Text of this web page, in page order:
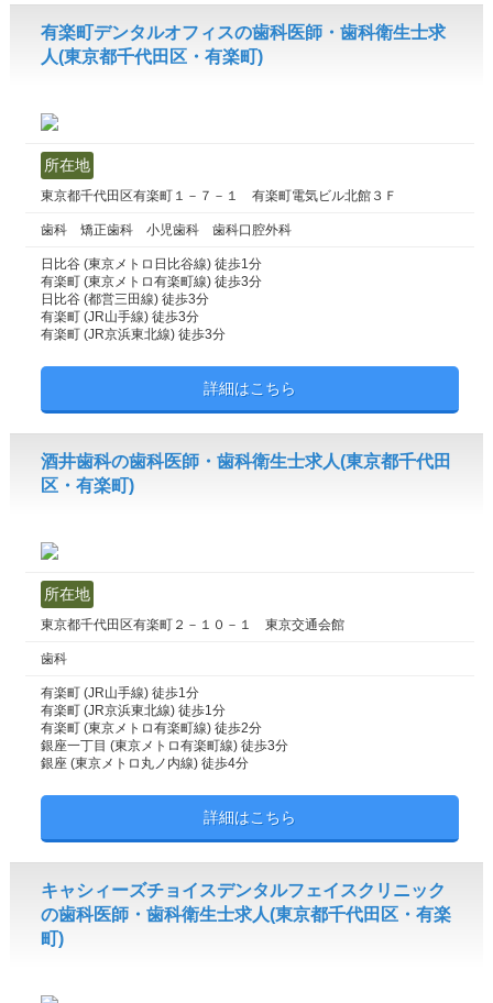
有楽町デンタルオフィスの歯科医師・歯科衛生士求
人(東京都千代田区・有楽町)
所在地
東京都千代田区有楽町１－７－１ 有楽町電気ビル北館３Ｆ
歯科 矯正歯科 小児歯科 歯科口腔外科
日比谷 (東京メトロ日比谷線) 徒歩1分
有楽町 (東京メトロ有楽町線) 徒歩3分
日比谷 (都営三田線) 徒歩3分
有楽町 (JR山手線) 徒歩3分
有楽町 (JR京浜東北線) 徒歩3分
詳細はこちら
酒井歯科の歯科医師・歯科衛生士求人(東京都千代田
区・有楽町)
所在地
東京都千代田区有楽町２－１０－１ 東京交通会館
歯科
有楽町 (JR山手線) 徒歩1分
有楽町 (JR京浜東北線) 徒歩1分
有楽町 (東京メトロ有楽町線) 徒歩2分
銀座一丁目 (東京メトロ有楽町線) 徒歩3分
銀座 (東京メトロ丸ノ内線) 徒歩4分
詳細はこちら
キャシィーズチョイスデンタルフェイスクリニック
の歯科医師・歯科衛生士求人(東京都千代田区・有楽
町)